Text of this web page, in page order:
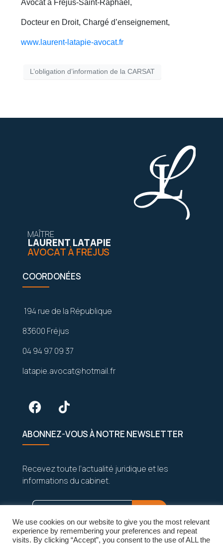
Avocat à Fréjus-Saint-Raphaël,
Docteur en Droit, Chargé d’enseignement,
www.laurent-latapie-avocat.fr
L’obligation d’information de la CARSAT
MAÎTRE
LAURENT LATAPIE
AVOCAT À FRÉJUS
COORDONÉES
194 rue de la République
83600 Fréjus
04 94 97 09 37
latapie.avocat@hotmail.fr
ABONNEZ-VOUS À NOTRE NEWSLETTER
Recevez toute l’actualité juridique et les
informations du cabinet.
We use cookies on our website to give you the most relevant
experience by remembering your preferences and repeat
visits. By clicking “Accept”, you consent to the use of ALL the